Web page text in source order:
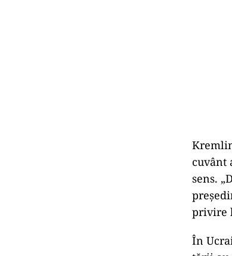
cuvânt
sens.
privire
În